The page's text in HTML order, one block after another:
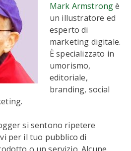
Mark Armstrongè
un illustratore ed
esperto di
marketing digitale.
È specializzato in
umorismo,
editoriale,
branding, social
si sentono ripetere
per il tuo pubblico di